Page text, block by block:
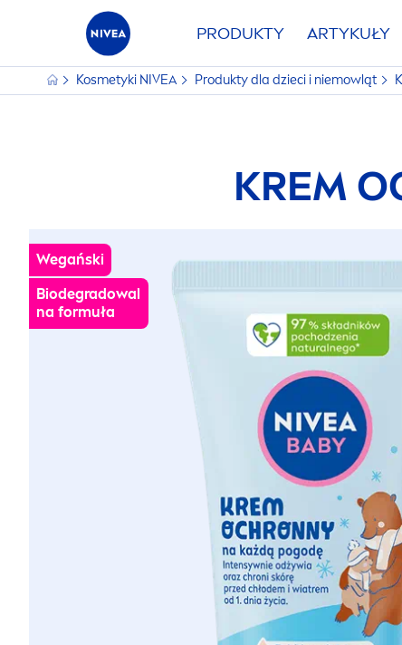
PRODUKTY ARTYKUŁY
Kosmetyki NIVEA Produkty dla dzieci i niemowląt
KREM
Wegański
Biodegradowal
na formuła